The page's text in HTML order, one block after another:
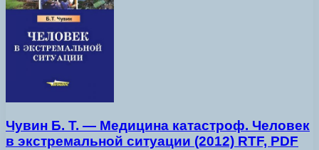
Чувин Б. Т. — Медицина катастроф. Человек
в экстремальной ситуации (2012) RTF, PDF